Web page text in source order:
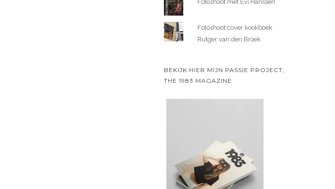
Fotoshoot met Evi Hanssen
Fotoshoot cover kookboek
Rutger van den Broek
BEKIJK HIER MIJN PASSIE PROJECT;
THE 1983 MAGAZINE